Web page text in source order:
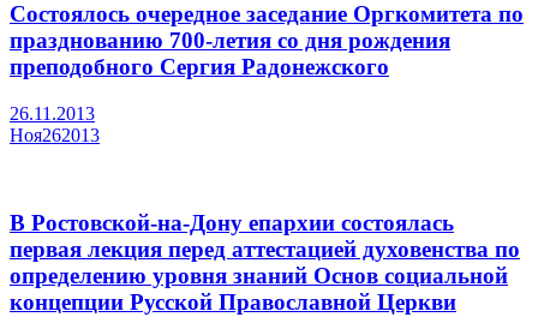
Состоялось очередное заседание Оргкомитета по
празднованию 700-летия со дня рождения
преподобного Сергия Радонежского
26.11.2013
Ноя262013
В Ростовской-на-Дону епархии состоялась
первая лекция перед аттестацией духовенства по
определению уровня знаний Основ социальной
концепции Русской Православной Церкви